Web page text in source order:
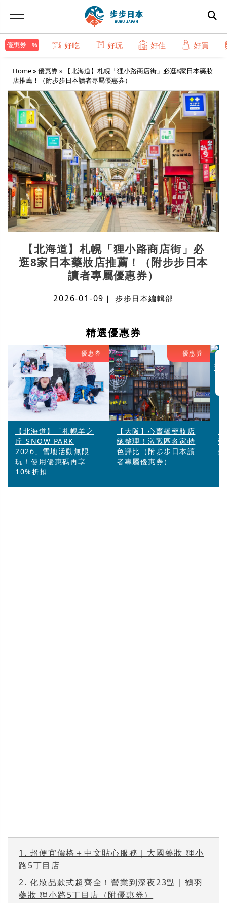
優惠券 好吃 好玩 好住 好買
Home» 優惠券» 【北海道】札幌「狸小路商店街」必逛8家日本藥妝
店推薦！（附步步日本讀者專屬優惠券）
【北海道】札幌「狸小路商店街」必
逛8家日本藥妝店推薦！（附步步日本
讀者專屬優惠券）
2026-01-09 ｜步步日本編輯部
精選優惠券
優惠券
【北海道】「札幌羊之
丘 SNOW PARK
2026」雪地活動無限
玩！使用優惠碼再享
10%折扣
優惠券
【大阪】心齋橋藥妝店
總整理！激戰區各家特
色評比（附步步日本讀
者專屬優惠券）
1. 超便宜價格＋中文貼心服務｜大國藥妝 狸小
路5丁目店
2. 化妝品款式超齊全！營業到深夜23點｜鶴羽
藥妝 狸小路5丁目店（附優惠券）